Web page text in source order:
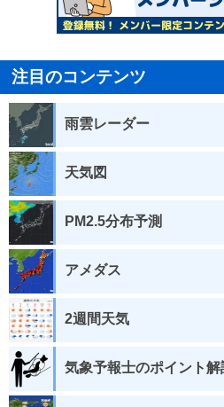
注目のコンテンツ
雨雲レーダー
天気図
PM2.5分布予測
アメダス
2週間天気
気象予報士のポイント解